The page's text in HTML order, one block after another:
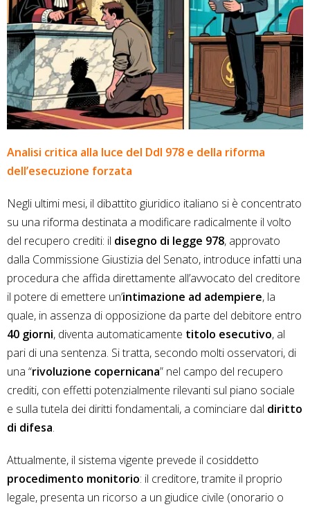
Analisi critica alla luce del Ddl 978 e della riforma
dell’esecuzione forzata
Negli ultimi mesi, il dibattito giuridico italiano si è concentrato
su una riforma destinata a modificare radicalmente il volto
del recupero crediti: il disegno di legge 978, approvato
dalla Commissione Giustizia del Senato, introduce infatti una
procedura che affida direttamente all’avvocato del creditore
il potere di emettere un’intimazione ad adempiere, la
quale, in assenza di opposizione da parte del debitore entro
40 giorni, diventa automaticamente titolo esecutivo, al
pari di una sentenza. Si tratta, secondo molti osservatori, di
una “rivoluzione copernicana” nel campo del recupero
crediti, con effetti potenzialmente rilevanti sul piano sociale
e sulla tutela dei diritti fondamentali, a cominciare dal diritto
di difesa.
Attualmente, il sistema vigente prevede il cosiddetto
procedimento monitorio: il creditore, tramite il proprio
legale, presenta un ricorso a un giudice civile (onorario o